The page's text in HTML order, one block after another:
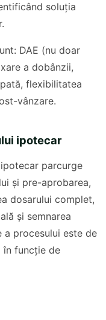
soluția
DAE (nu doar
a dobânzii,
flexibilitatea
vânzare.
ipotecar
parcurge
și pre-aprobarea,
dosarului complet,
și semnarea
a procesului este de
în funcție de